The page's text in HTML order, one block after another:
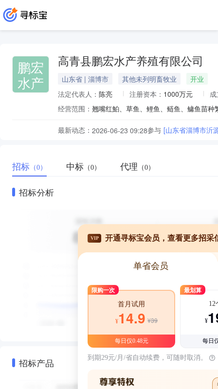
鹏宏
水产
高青县鹏宏水产养殖有限公司
山东省 | 淄博市 其他未列明畜牧业
开业
法定代表人： 陈亮 注册资本： 1000万元
经营范围：
最新动态： 2026-06-23 09:28参与 [山东省淄博市沂
招标 （0） 中标 （0） 代理 （0）
招标分析
招标产品
VIP 开通寻标宝会员，查看更多招采
单省会员
限购一次
首月试用
¥14.9 ¥39
每日仅0.48元
最划算
12
¥
每日
到期29元/月/省自动续费，可随时取消。